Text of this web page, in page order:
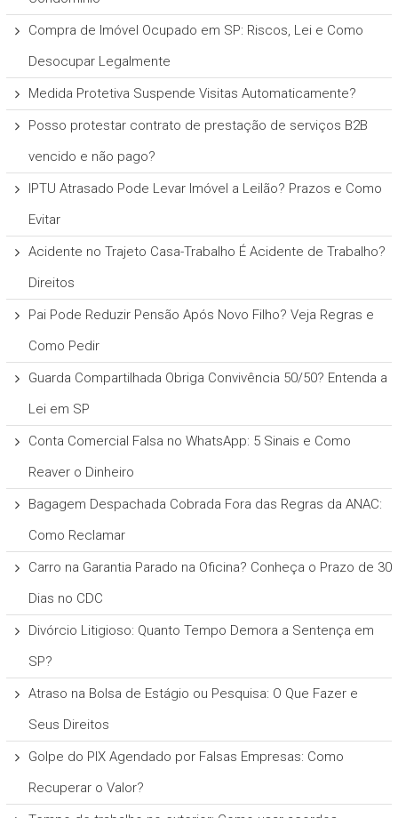
Compra de Imóvel Ocupado em SP: Riscos, Lei e Como
Desocupar Legalmente
Medida Protetiva Suspende Visitas Automaticamente?
Posso protestar contrato de prestação de serviços B2B
vencido e não pago?
IPTU Atrasado Pode Levar Imóvel a Leilão? Prazos e Como
Evitar
Acidente no Trajeto Casa-Trabalho É Acidente de Trabalho?
Direitos
Pai Pode Reduzir Pensão Após Novo Filho? Veja Regras e
Como Pedir
Guarda Compartilhada Obriga Convivência 50/50? Entenda a
Lei em SP
Conta Comercial Falsa no WhatsApp: 5 Sinais e Como
Reaver o Dinheiro
Bagagem Despachada Cobrada Fora das Regras da ANAC:
Como Reclamar
Carro na Garantia Parado na Oficina? Conheça o Prazo de 30
Dias no CDC
Divórcio Litigioso: Quanto Tempo Demora a Sentença em
SP?
Atraso na Bolsa de Estágio ou Pesquisa: O Que Fazer e
Seus Direitos
Golpe do PIX Agendado por Falsas Empresas: Como
Recuperar o Valor?